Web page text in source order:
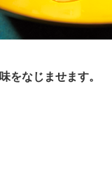
をなじませます。